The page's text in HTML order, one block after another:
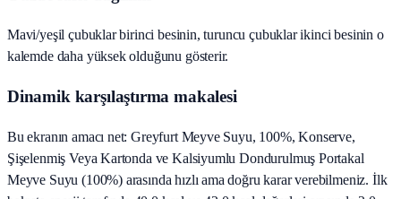
Mavi/yeşil çubuklar birinci besinin, turuncu çubuklar ikinci besinin o
kalemde daha yüksek olduğunu gösterir.
Dinamik karşılaştırma makalesi
Bu ekranın amacı net: Greyfurt Meyve Suyu, 100%, Konserve,
Şişelenmiş Veya Kartonda ve Kalsiyumlu Dondurulmuş Portakal
Meyve Suyu (100%) arasında hızlı ama doğru karar verebilmeniz. İlk